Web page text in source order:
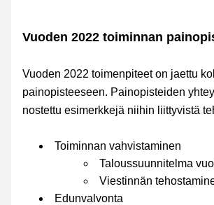
Vuoden 2022 toiminnan
Vuoden 2022 toimenpiteet on jaettu
painopisteeseen. Painopisteiden
nostettu esimerkkejä niihin liittyvistä
Toiminnan vahvistaminen
Taloussuunnitelma
Viestinnän
Edunvalvonta